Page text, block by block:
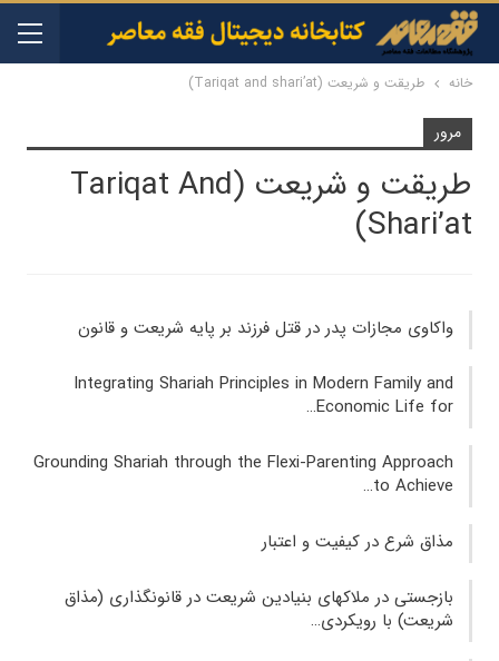
خانه طریقت و شریعت (‫Tariqat and shari’at)
مرور
طریقت و شریعت (‫Tariqat And
Shari’at)
واکاوی مجازات پدر در قتل فرزند بر پایه شریعت و قانون
Integrating Shariah Principles in Modern Family and
Economic Life for…
Grounding Shariah through the Flexi-Parenting Approach
to Achieve…
مذاق شرع در کیفیت و اعتبار
بازجستی در ملاکهای بنیادین شریعت در قانونگذاری (مذاق
شریعت) با رویکردی…